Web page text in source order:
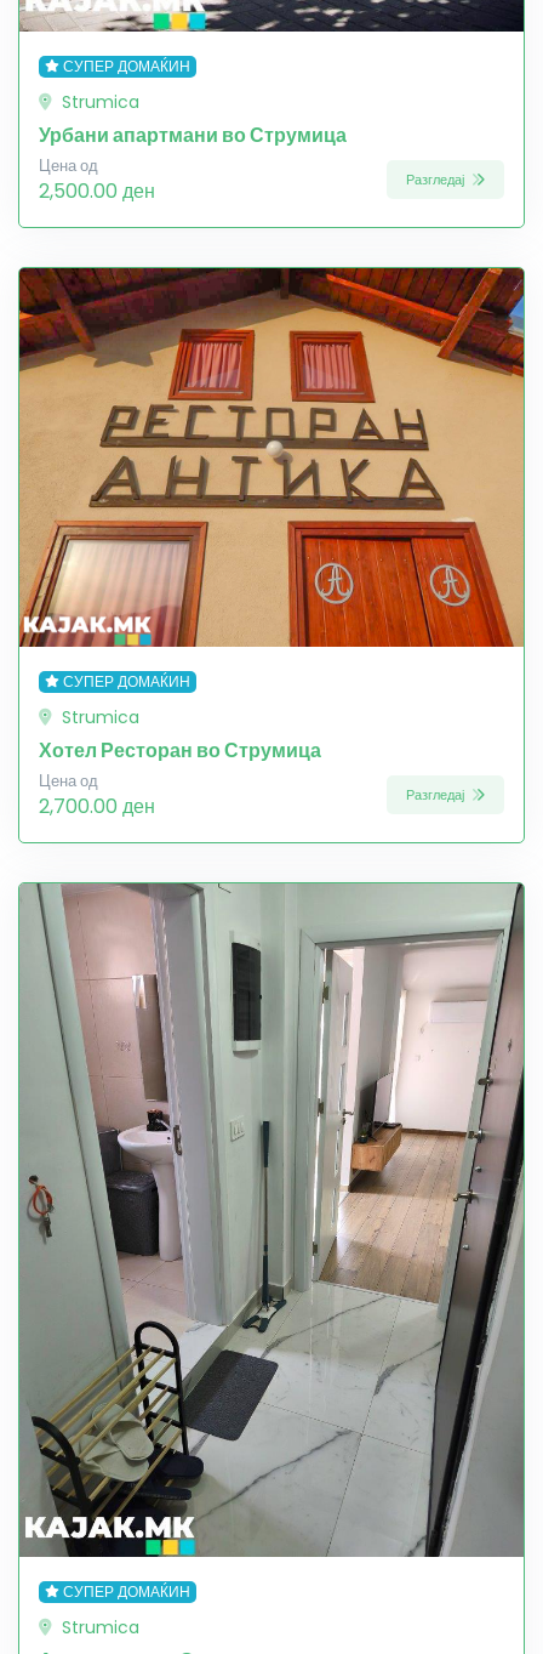
СУПЕР ДОМАЌИН
Strumica
Урбани апартмани во Струмица
Цена од
2,500.00 ден Разгледај
СУПЕР ДОМАЌИН
Strumica
Хотел Ресторан во Струмица
Цена од
2,700.00 ден Разгледај
СУПЕР ДОМАЌИН
Strumica